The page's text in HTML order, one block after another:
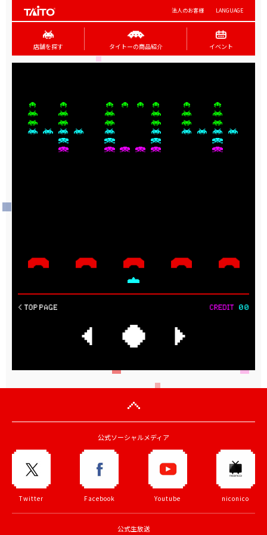
法人のお客様 LANGUAGE
店舗を探す タイトーの商品紹介 イベント
公式ソーシャルメディア
Twitter Facebook Youtube niconico
公式生放送